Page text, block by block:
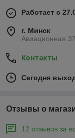
Работает с
г. Минск
Авиационная
Контакты
Сегодня
Отзывы о
12 отзывов за